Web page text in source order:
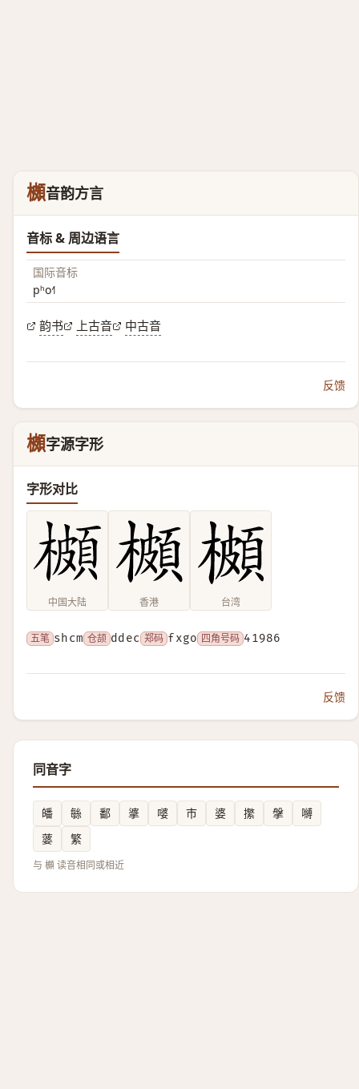
櫇音韵方言
音标 & 周边语言
国际音标
pʰo˧˥
韵书 上古音 中古音
反馈
櫇字源字形
字形对比
中国大陆 香港 台湾
五笔 shcm 仓颉 ddec 郑码 fxgo 四角号码 41986
反馈
同音字
皤 䋣 鄱 㨇 嘙 巿 婆 㩯 搫
嚩
蔢
繁
与 櫇 读音相同或相近